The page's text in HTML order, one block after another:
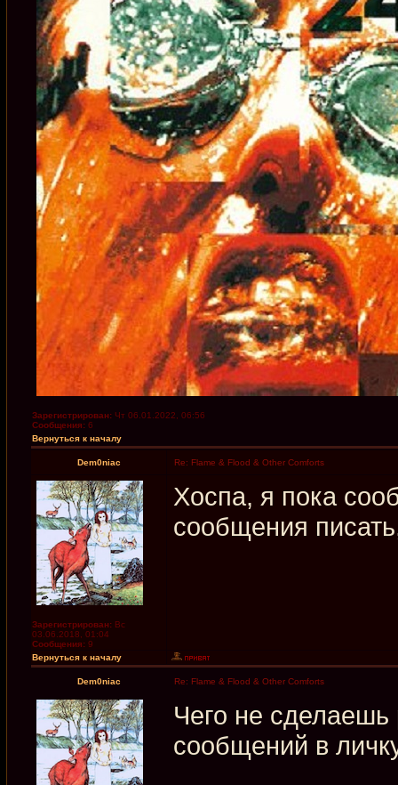
Зарегистрирован: Чт 06.01.2022, 06:56
Сообщения: 6
Вернуться к началу
Dem0niac Re: Flame & Flood & Other Comforts
Зарегистрирован: Вс
03.06.2018, 01:04
Сообщения: 9
Хоспа, я пока
сообщения
Вернуться к началу
Dem0niac Re: Flame & Flood & Other Comforts
Чего не сделаешь
сообщений в